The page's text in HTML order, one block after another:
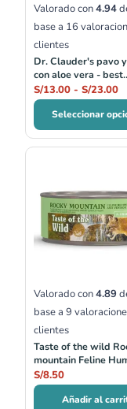
Valorado con4.94
base a 16
clientes
Dr. Clauder's pavo
con aloe vera - best
selection no.09
S/13.00 - S/23.00
Seleccionar
Valorado con4.89
base a 9
clientes
Taste of the wild
mountain Feline
gr
S/8.50
Añadir al